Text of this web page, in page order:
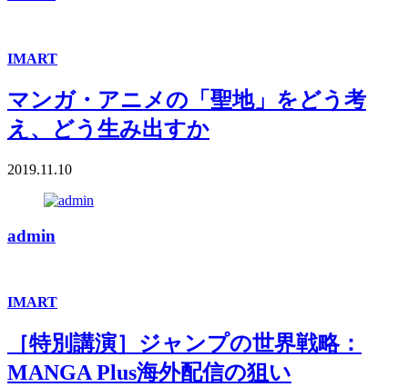
IMART
マンガ・アニメの「聖地」をどう考
え、どう生み出すか
2019.11.10
admin
IMART
［特別講演］ジャンプの世界戦略：
MANGA Plus海外配信の狙い